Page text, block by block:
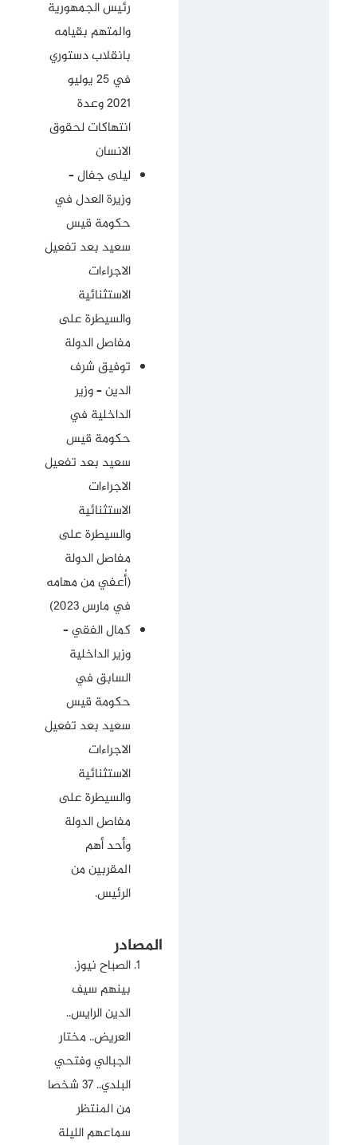
رئيس الجمهورية
والمتهم بقيامه
بانقلاب دستوري
في 25 يوليو
2021 وعدة
انتهاكات لحقوق
الانسان
ليلى جفال –
وزيرة العدل في
حكومة قيس
سعيد بعد تفعيل
الاجراءات
الاستثنائية
والسيطرة على
مفاصل الدولة
توفيق شرف
الدين – وزير
الداخلية في
حكومة قيس
سعيد بعد تفعيل
الاجراءات
الاستثنائية
والسيطرة على
مفاصل الدولة
(أُعفي من مهامه
في مارس 2023)
كمال الفقي –
وزير الداخلية
السابق في
حكومة قيس
سعيد بعد تفعيل
الاجراءات
الاستثنائية
والسيطرة على
مفاصل الدولة
وأحد أهم
المقربين من
الرئيس.
المصادر
الصباح نيوز.
بينهم سيف
الدين الرايس..
العريض.. مختار
الجبالي وفتحي
البلدي.. 37 شخصا
من المنتظر
سماعهم الليلة